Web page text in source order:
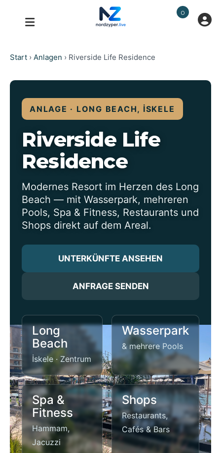
0
Start › Anlagen › Riverside Life Residence
ANLAGE · LONG BEACH, İSKELE
Riverside Life
Residence
Modernes Resort im Herzen des Long
Beach — mit Wasserpark, mehreren
Pools, Spa & Fitness, Restaurants und
Shops direkt auf dem Areal.
UNTERKÜNFTE ANSEHEN
ANFRAGE SENDEN
Long
Beach
İskele · Zentrum
Wasserpark
& mehrere Pools
Spa &
Fitness
Hammam,
Jacuzzi
Shops
Restaurants,
Cafés & Bars